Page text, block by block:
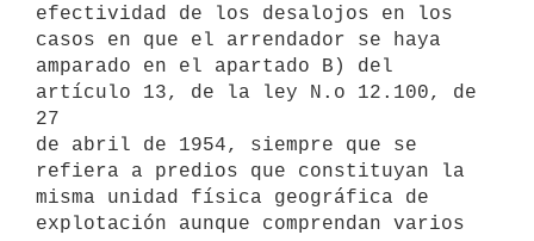
efectividad de los desalojos en los
casos en que el arrendador se haya
amparado en el apartado B) del
artículo 13, de la ley N.o 12.100, de
27
de abril de 1954, siempre que se
refiera a predios que constituyan la
misma unidad física geográfica de
explotación aunque comprendan varios